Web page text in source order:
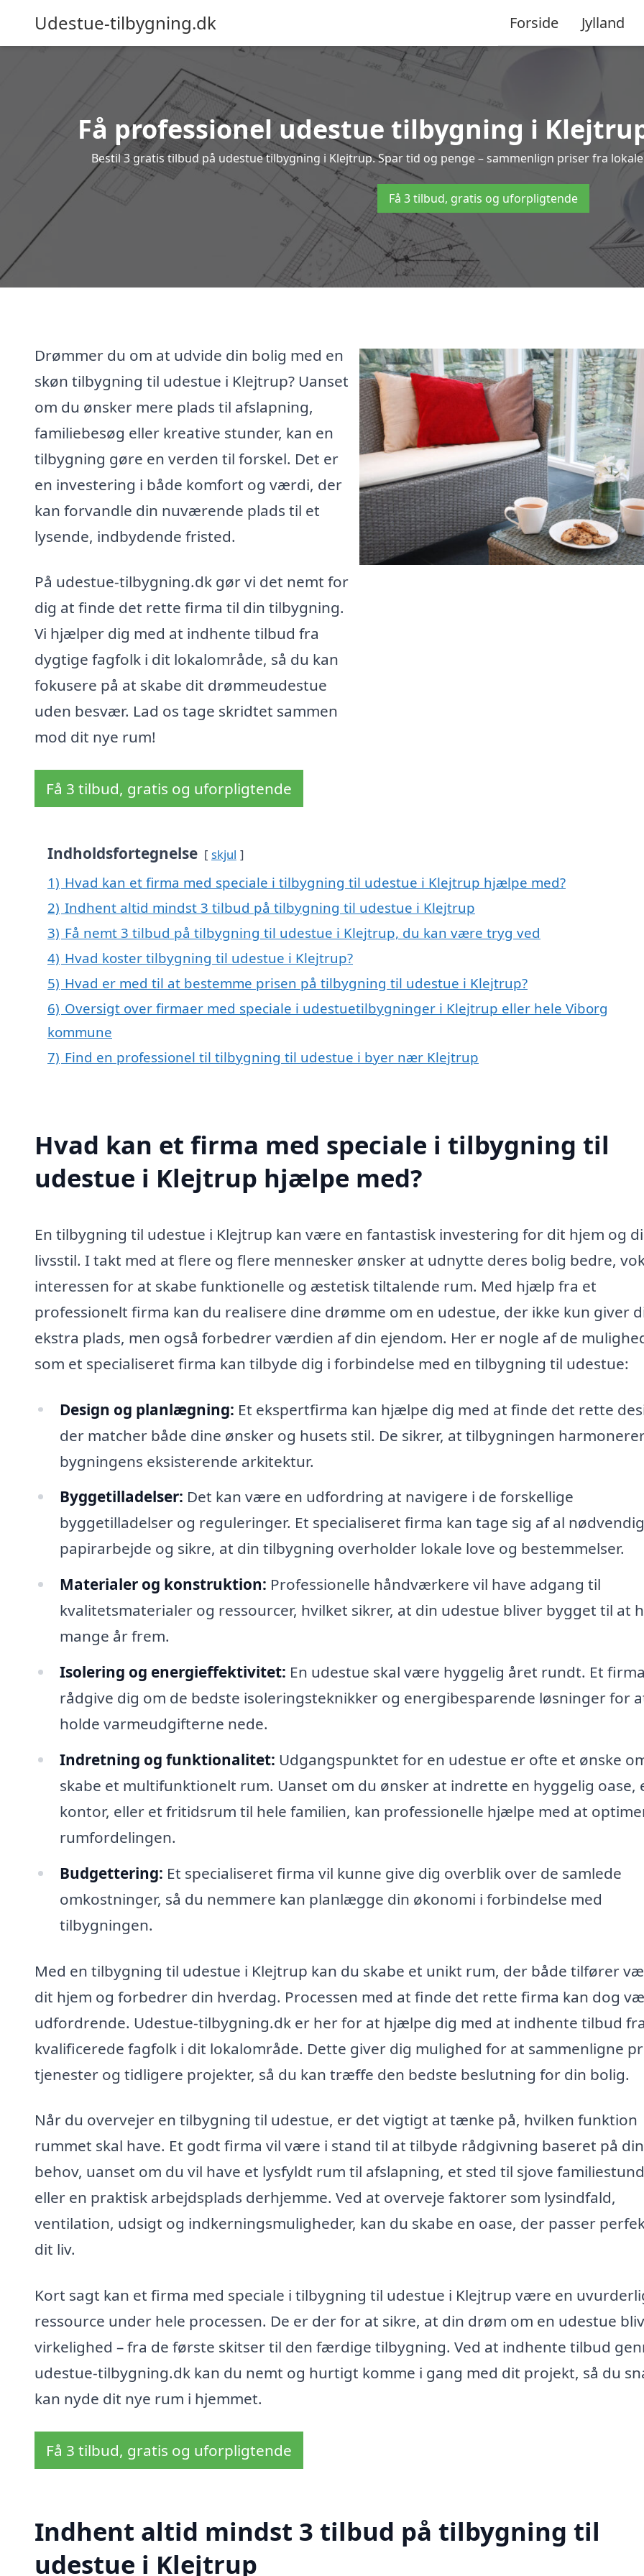
Udestue-tilbygning.dk Forside Jylland
Få professionel udestue tilbygning i
Bestil 3 gratis tilbud på udestue tilbygning i Klejtrup. Spar tid og penge – sammenlign priser fra
Få 3 tilbud, gratis og uforpligtende
Drømmer du om at udvide din bolig med en
skøn tilbygning til udestue i Klejtrup? Uanset
om du ønsker mere plads til afslapning,
familiebesøg eller kreative stunder, kan en
tilbygning gøre en verden til forskel. Det er
en investering i både komfort og værdi, der
kan forvandle din nuværende plads til et
lysende, indbydende fristed.
På udestue-tilbygning.dk gør vi det nemt for
dig at finde det rette firma til din tilbygning.
Vi hjælper dig med at indhente tilbud fra
dygtige fagfolk i dit lokalområde, så du kan
fokusere på at skabe dit drømmeudestue
uden besvær. Lad os tage skridtet sammen
mod dit nye rum!
Få 3 tilbud, gratis og uforpligtende
Indholdsfortegnelse skjul
1) Hvad kan et firma med speciale i tilbygning til udestue i Klejtrup hjælpe med?
2) Indhent altid mindst 3 tilbud på tilbygning til udestue i Klejtrup
3) Få nemt 3 tilbud på tilbygning til udestue i Klejtrup, du kan være tryg ved
4) Hvad koster tilbygning til udestue i Klejtrup?
5) Hvad er med til at bestemme prisen på tilbygning til udestue i Klejtrup?
6) Oversigt over firmaer med speciale i udestuetilbygninger i Klejtrup eller hele Viborg
kommune
7) Find en professionel til tilbygning til udestue i byer nær Klejtrup
Hvad kan et firma med speciale i tilbygning til
udestue i Klejtrup hjælpe med?
En tilbygning til udestue i Klejtrup kan være en fantastisk investering for dit hjem og
livsstil. I takt med at flere og flere mennesker ønsker at udnytte deres bolig bedre,
interessen for at skabe funktionelle og æstetisk tiltalende rum. Med hjælp fra et
professionelt firma kan du realisere dine drømme om en udestue, der ikke kun giver
ekstra plads, men også forbedrer værdien af din ejendom. Her er nogle af de
som et specialiseret firma kan tilbyde dig i forbindelse med en tilbygning til udestue:
Design og planlægning: Et ekspertfirma kan hjælpe dig med at finde det rette
der matcher både dine ønsker og husets stil. De sikrer, at tilbygningen
bygningens eksisterende arkitektur.
Byggetilladelser: Det kan være en udfordring at navigere i de forskellige
byggetilladelser og reguleringer. Et specialiseret firma kan tage sig af al nødvendig
papirarbejde og sikre, at din tilbygning overholder lokale love og bestemmelser.
Materialer og konstruktion: Professionelle håndværkere vil have adgang til
kvalitetsmaterialer og ressourcer, hvilket sikrer, at din udestue bliver bygget til at
mange år frem.
Isolering og energieffektivitet: En udestue skal være hyggelig året rundt. Et
rådgive dig om de bedste isoleringsteknikker og energibesparende løsninger for
holde varmeudgifterne nede.
Indretning og funktionalitet: Udgangspunktet for en udestue er ofte et ønske
skabe et multifunktionelt rum. Uanset om du ønsker at indrette en hyggelig oase,
kontor, eller et fritidsrum til hele familien, kan professionelle hjælpe med at
rumfordelingen.
Budgettering: Et specialiseret firma vil kunne give dig overblik over de samlede
omkostninger, så du nemmere kan planlægge din økonomi i forbindelse med
tilbygningen.
Med en tilbygning til udestue i Klejtrup kan du skabe et unikt rum, der både tilfører
dit hjem og forbedrer din hverdag. Processen med at finde det rette firma kan dog
udfordrende. Udestue-tilbygning.dk er her for at hjælpe dig med at indhente tilbud fra
kvalificerede fagfolk i dit lokalområde. Dette giver dig mulighed for at sammenligne
tjenester og tidligere projekter, så du kan træffe den bedste beslutning for din bolig.
Når du overvejer en tilbygning til udestue, er det vigtigt at tænke på, hvilken funktion
rummet skal have. Et godt firma vil være i stand til at tilbyde rådgivning baseret på
behov, uanset om du vil have et lysfyldt rum til afslapning, et sted til sjove
eller en praktisk arbejdsplads derhjemme. Ved at overveje faktorer som lysindfald,
ventilation, udsigt og indkerningsmuligheder, kan du skabe en oase, der passer
dit liv.
Kort sagt kan et firma med speciale i tilbygning til udestue i Klejtrup være en
ressource under hele processen. De er der for at sikre, at din drøm om en udestue
virkelighed – fra de første skitser til den færdige tilbygning. Ved at indhente tilbud
udestue-tilbygning.dk kan du nemt og hurtigt komme i gang med dit projekt, så du
kan nyde dit nye rum i hjemmet.
Få 3 tilbud, gratis og uforpligtende
Indhent altid mindst 3 tilbud på tilbygning til
udestue i Klejtrup